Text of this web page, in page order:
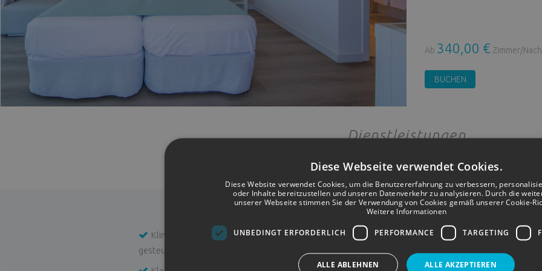
Ab 340,00 € Zimmer/
BUCHEN
Dienstleistungen
Klimaanlage/Heizung (zentral
gesteuert)
Telefon (gegen Gebühr)
Diese Webseite verwendet Cookies.
Diese Website verwendet Cookies, um die Benutzererfahrung zu verbessern,
oder Inhalte bereitzustellen und unseren Datenverkehr zu analysieren. Durch die
unserer Webseite stimmen Sie der Verwendung von Cookies gemäß unserer Cookie-
Weitere Informationen
UNBEDINGT ERFORDERLICH PERFORMANCE TARGETING
ALLE AKZEPTIEREN
ALLE ABLEHNEN